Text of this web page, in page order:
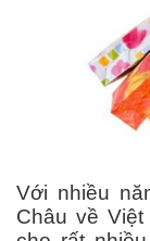
Với nhiều
Châu về